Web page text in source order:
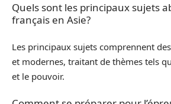
Quels sont les principaux sujets
français en Asie?
Les principaux sujets comprennent
et modernes, traitant de thèmes tels
et le pouvoir.